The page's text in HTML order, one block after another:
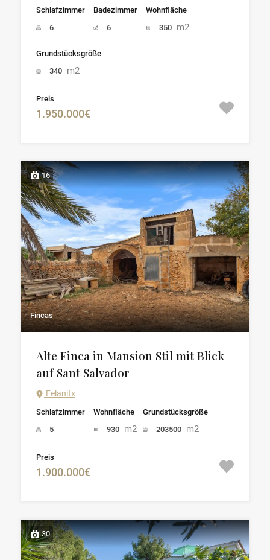
Schlafzimmer
6
Badezimmer
6
Wohnfläche
350 m2
Grundstücksgröße
340 m2
Preis
1.950.000€
16
Fincas
Alte Finca in Mansion Stil mit Blick
auf Sant Salvador
Felanitx
Schlafzimmer
5
Wohnfläche
930 m2
Grundstücksgröße
203500 m2
Preis
1.900.000€
30